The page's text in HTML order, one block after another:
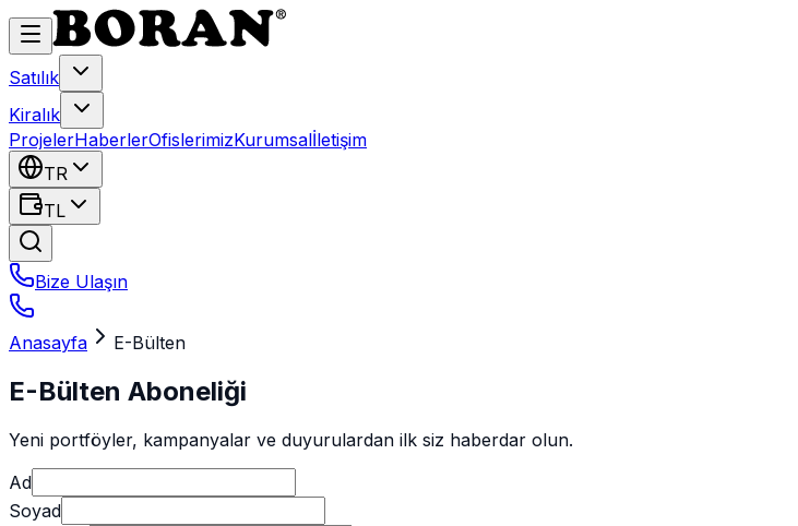
Satılık
Kiralık
ProjelerHaberlerOfislerimizKurumsalİletişim
TR
TL
Bize Ulaşın
Anasayfa E-Bülten
E-Bülten Aboneliği
Yeni portföyler, kampanyalar ve duyurulardan ilk siz haberdar olun.
Ad
Soyad